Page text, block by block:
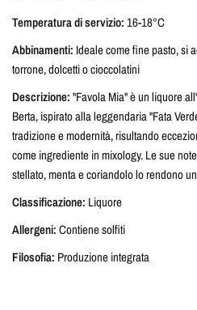
Temperatura di servizio:16-18°C
Abbinamenti: Ideale come fine pasto, si
torrone, dolcetti o cioccolatini
Descrizione:"Favola Mia" è un liquore
Berta, ispirato alla leggendaria "Fata
tradizione e modernità, risultando
come ingrediente in mixology. Le sue
stellato, menta e coriandolo lo rendono
Classificazione: Liquore
Allergeni:Contiene solfiti
Filosofia: Produzione integrata